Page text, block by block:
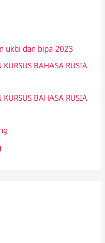
ukbi dan bipa 2023
KURSUS BAHASA RUSIA
KURSUS BAHASA RUSIA